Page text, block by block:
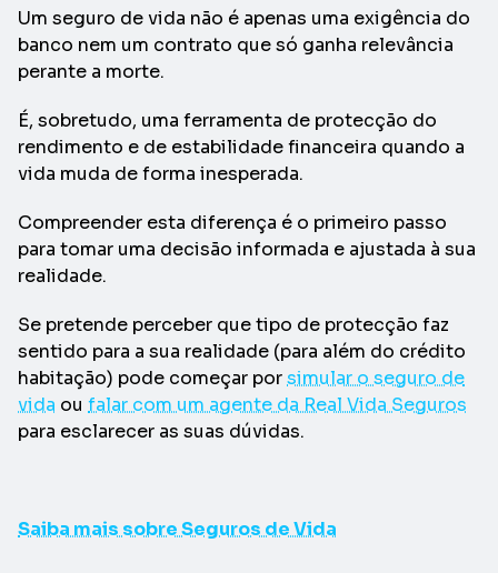
Um seguro de vida não é apenas uma exigência do
banco nem um contrato que só ganha relevância
perante a morte.
É, sobretudo, uma ferramenta de protecção do
rendimento e de estabilidade financeira quando a
vida muda de forma inesperada.
Compreender esta diferença é o primeiro passo
para tomar uma decisão informada e ajustada à sua
realidade.
Se pretende perceber que tipo de protecção faz
sentido para a sua realidade (para além do crédito
habitação) pode começar porsimular o seguro de
vida ou falar com um agente da Real Vida Seguros
para esclarecer as suas dúvidas.
Saiba mais sobre Seguros de Vida